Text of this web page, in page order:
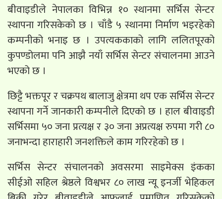
बीवाइडीले नेपालका विभिन्न १० स्थानमा सर्भिस सेन्टर
स्थापना गरिसकेको छ । चाँडै ५ स्थानमा निर्माण भइरहेको
कम्पनीको भनाइ छ । उपत्यककाको लागि ललितपूरको
कुपण्डोलमा पनि आझै नयाँ सर्भिस सेन्टर संचालनमा आउने
भएको छ ।
छिट्टै भक्तपूर र चक्रपथ बालाजु क्षेत्रमा थप एक सर्भिस सेन्टर
स्थापना गर्ने जानकारी कम्पनीले दिएको छ । हाल बीवाइडी
सर्भिसमा ५० जना प्रत्यक्ष र ३० जना अप्रत्यक्ष रुपमा गरी ८०
जनाभन्दा हाराहारी जनशक्तिले काम गरिरहेको छ ।
सर्भिस सेन्टर संचालनको अवसरमा साइमेक्स इंकका
सीईओ सहिल श्रेष्ठले विश्वभर ८० लाख न्यू इनर्जी भेहिकल